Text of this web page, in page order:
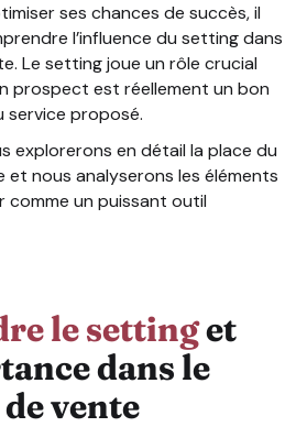
ses chances de succès, il
l’influence du setting dans
Le setting joue un rôle crucial
prospect est réellement un bon
proposé.
explorerons en détail la place du
nous analyserons les éléments
comme un puissant outil
le settinget
dans le
vente